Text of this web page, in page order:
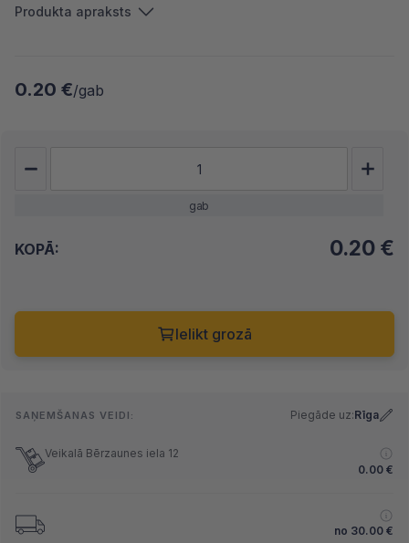
Produkta apraksts
0.20 €/gab
gab
KOPĀ: 0.20 €
Ielikt grozā
SAŅEMŠANAS VEIDI: Piegāde uz:Rīga
Veikalā Bērzaunes iela 12
0.00 €
no 30.00 €